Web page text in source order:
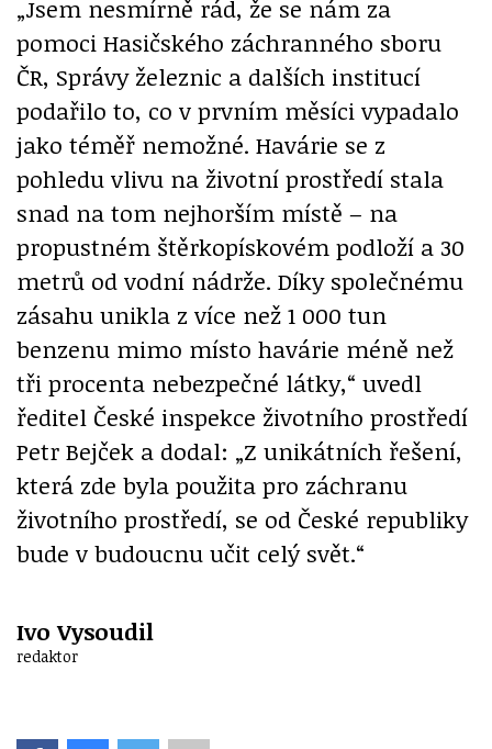
„Jsem nesmírně rád, že se nám za
pomoci Hasičského záchranného sboru
ČR, Správy železnic a dalších institucí
podařilo to, co v prvním měsíci vypadalo
jako téměř nemožné. Havárie se z
pohledu vlivu na životní prostředí stala
snad na tom nejhorším místě – na
propustném štěrkopískovém podloží a 30
metrů od vodní nádrže. Díky společnému
zásahu unikla z více než 1 000 tun
benzenu mimo místo havárie méně než
tři procenta nebezpečné látky,“ uvedl
ředitel České inspekce životního prostředí
Petr Bejček a dodal: „Z unikátních řešení,
která zde byla použita pro záchranu
životního prostředí, se od České republiky
bude v budoucnu učit celý svět.“
Ivo Vysoudil
redaktor